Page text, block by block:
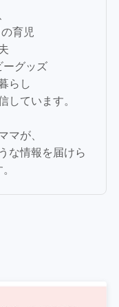
育児
ーグッズ
らし
しています。
マが、
な情報を届けら